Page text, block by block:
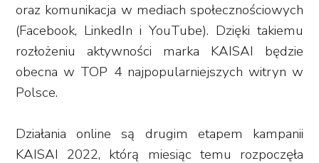
oraz komunikacja w mediach społecznościowych
(Facebook, LinkedIn i YouTube). Dzięki takiemu
rozłożeniu aktywności marka KAISAI będzie
obecna w TOP 4 najpopularniejszych witryn w
Polsce.
Działania online są drugim etapem kampanii
KAISAI 2022, którą miesiąc temu rozpoczęła